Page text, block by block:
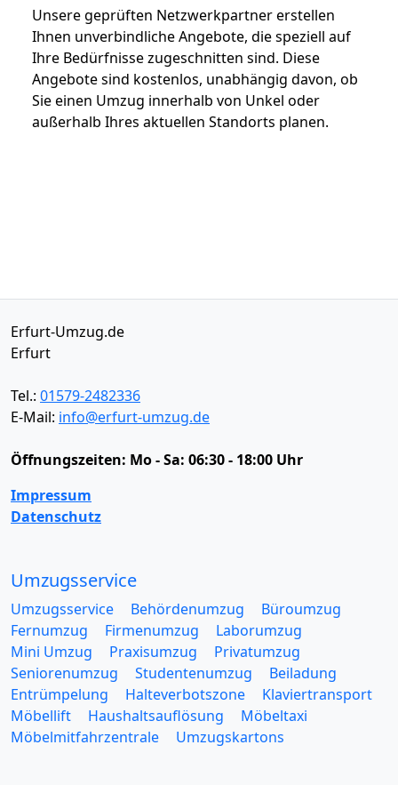
Unsere geprüften Netzwerkpartner erstellen
Ihnen unverbindliche Angebote, die speziell auf
Ihre Bedürfnisse zugeschnitten sind. Diese
Angebote sind kostenlos, unabhängig davon, ob
Sie einen Umzug innerhalb von Unkel oder
außerhalb Ihres aktuellen Standorts planen.
Erfurt-Umzug.de
Erfurt
Tel.: 01579-2482336
E-Mail: info@erfurt-umzug.de
Öffnungszeiten: Mo - Sa: 06:30 - 18:00 Uhr
Impressum
Datenschutz
Umzugsservice
Umzugsservice Behördenumzug
Büroumzug
Fernumzug
Firmenumzug
Laborumzug
Mini Umzug
Praxisumzug
Privatumzug
Seniorenumzug
Studentenumzug
Beiladung
Entrümpelung
Halteverbotszone
Klaviertransport
Möbellift
Haushaltsauflösung
Möbeltaxi
Möbelmitfahrzentrale
Umzugskartons